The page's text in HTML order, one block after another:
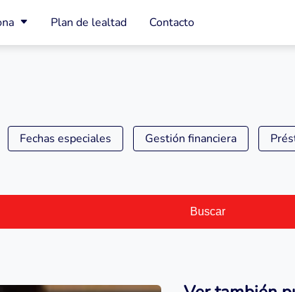
Plan de lealtad Contacto
Fechas especiales Gestión financiera
Buscar